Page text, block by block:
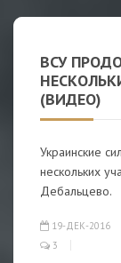
ВСУ
(ВИДЕО)
Украинские
нескольких
Дебальцево.
19-ДЕК-2016
3